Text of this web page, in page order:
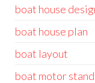
boat house
boat house plan
boat layout
boat motor